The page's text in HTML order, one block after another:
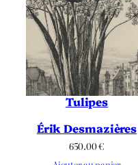
Tulipes
Érik Desmazières
650.00€